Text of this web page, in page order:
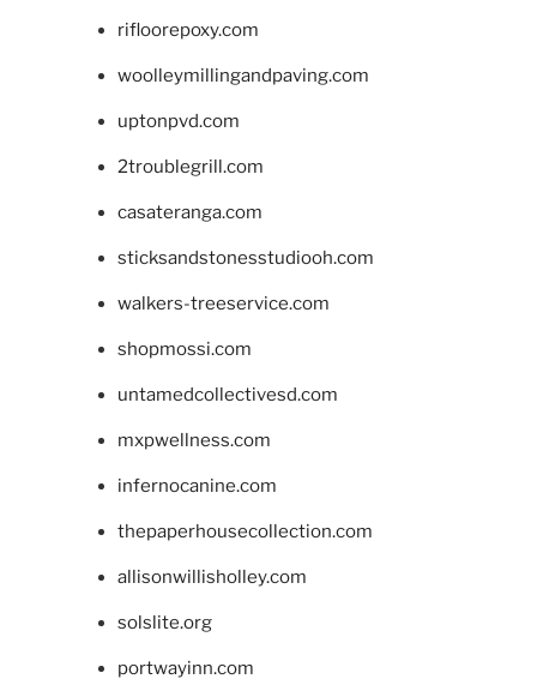
rifloorepoxy.com
woolleymillingandpaving.com
uptonpvd.com
2troublegrill.com
casateranga.com
sticksandstonesstudiooh.com
walkers-treeservice.com
shopmossi.com
untamedcollectivesd.com
mxpwellness.com
infernocanine.com
thepaperhousecollection.com
allisonwillisholley.com
solslite.org
portwayinn.com